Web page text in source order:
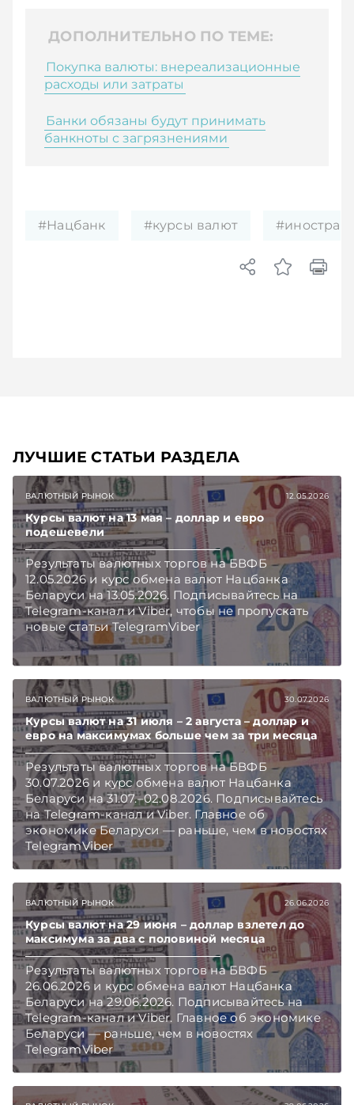
ДОПОЛНИТЕЛЬНО ПО ТЕМЕ:
Покупка валюты: внереализационные
расходы или затраты
Банки обязаны будут принимать
банкноты с загрязнениями
#Нацбанк #курсы валют
ЛУЧШИЕ СТАТЬИ РАЗДЕЛА
ВАЛЮТНЫЙ РЫНОК 12.05.2026
Курсы валют на 13 мая – доллар и евро
подешевели
Результаты валютных торгов на БВФБ
12.05.2026 и курс обмена валют Нацбанка
Беларуси на 13.05.2026. Подписывайтесь на
Telegram‑канал и Viber, чтобы не пропускать
новые статьи TelegramViber
ВАЛЮТНЫЙ РЫНОК 30.07.2026
Курсы валют на 31 июля – 2 августа – доллар и
евро на максимумах больше чем за три месяца
Результаты валютных торгов на БВФБ
30.07.2026 и курс обмена валют Нацбанка
Беларуси на 31.07.–02.08.2026. Подписывайтесь
на Telegram‑канал и Viber. Главное об
экономике Беларуси — раньше, чем в новостях
TelegramViber
ВАЛЮТНЫЙ РЫНОК 26.06.2026
Курсы валют на 29 июня – доллар взлетел до
максимума за два с половиной месяца
Результаты валютных торгов на БВФБ
26.06.2026 и курс обмена валют Нацбанка
Беларуси на 29.06.2026. Подписывайтесь на
Telegram‑канал и Viber. Главное об экономике
Беларуси — раньше, чем в новостях
TelegramViber